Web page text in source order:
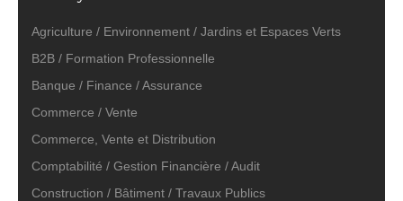
Agriculture / Environnement / Jardins et Espaces Verts
B2B / Formation Professionnelle
Banque / Finance / Assurance
Commerce / Vente
Commerce, Vente et Distribution
Comptabilité / Gestion Financière / Audit
Construction / Bâtiment / Travaux Publics